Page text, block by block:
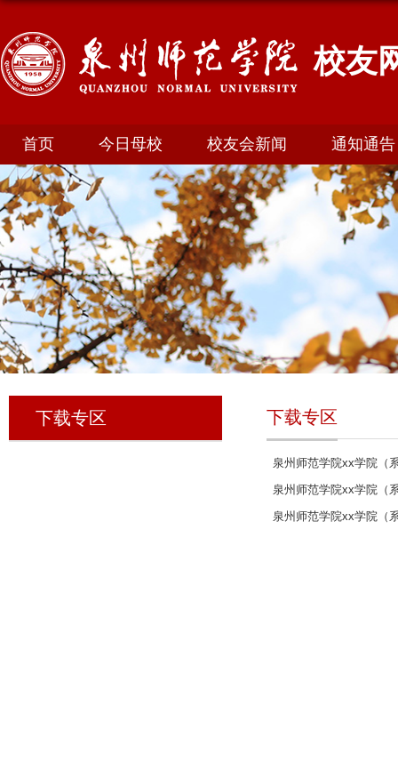
校友
首页 今日母校 校友会新闻 通知通告
下载专区 下载专区
泉州师范学院xx学院（
泉州师范学院xx学院（
泉州师范学院xx学院（